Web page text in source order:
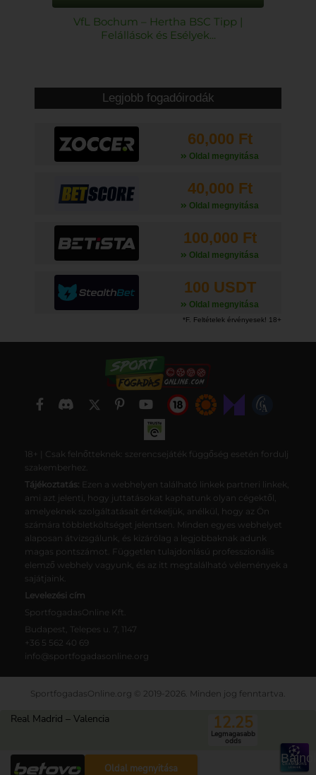
VfL Bochum – Hertha BSC Tipp |
Felállások és Esélyek...
Real Madrid – Valencia 12.25
Legmagasabb
odds
Oldal megnyitása
Legjobb fogadóirodák
60,000 Ft
Oldal megnyitása
40,000 Ft
Oldal megnyitása
100,000 Ft
Oldal megnyitása
100 USDT
Oldal megnyitása
18+ | Csak felnőtteknek: szerencsejáték függőség esetén fordulj
szakemberhez.
Tájékoztatás: Ezen a webhelyen található linkek partneri linkek,
ami azt jelenti, hogy juttatásokat kaphatunk olyan cégektől,
amelyeknek szolgáltatásait értékeljük, anélkül, hogy az Ön
számára többletköltséget jelentsen. Minden egyes webhelyet
alaposan átvizsgálunk, és kizárólag a legjobbaknak adunk
magas pontszámot. Független tulajdonlású professzionális
elemző webhely vagyunk, és az itt megtalálható vélemények a
sajátjaink.
Levelezési cím
SportfogadasOnline Kft.
Budapest, Telepes u. 7, 1147
+36 5 562 40 69
info@sportfogadasonline.org
SportfogadasOnline.org © 2019-2026. Minden jog fenntartva.
Magunkról
Adatkezelési tájékoztató
Kapcsolat